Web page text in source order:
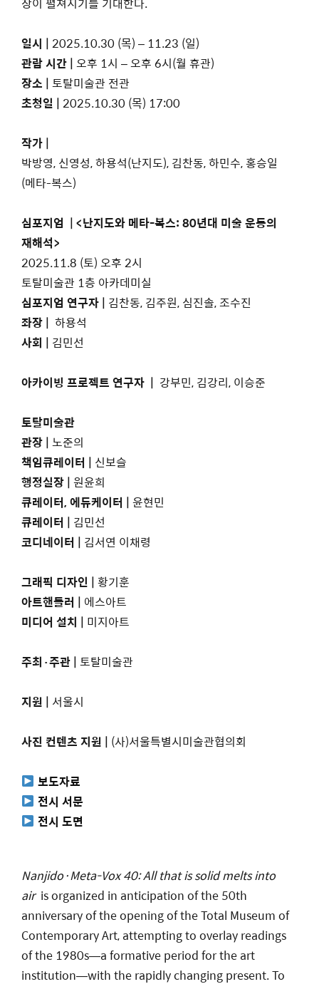
일시 |2025.10.30 (목) – 11.23 (일)
관람 시간 |오후 1시 – 오후 6시(월 휴관)
장소 | 토탈미술관 전관
초청일 | 2025.10.30 (목) 17:00
작가 |
박방영, 신영성, 하용석(난지도), 김찬동, 하민수, 홍승일
(메타-복스)
심포지엄 |<난지도와 메타-복스: 80년대 미술 운동의
재해석>
2025.11.8 (토) 오후 2시
토탈미술관 1층 아카데미실
심포지엄 연구자 | 김찬동, 김주원, 심진솔, 조수진
좌장 | 하용석
사회 | 김민선
아카이빙 프로젝트 연구자 | 강부민, 김강리, 이승준
토탈미술관
관장 | 노준의
책임큐레이터 | 신보슬
행정실장 |원윤희
큐레이터, 에듀케이터 | 윤현민
큐레이터 | 김민선
코디네이터 | 김서연 이채령
그래픽 디자인 |황기훈
아트핸들러 | 에스아트
미디어 설치 | 미지아트
주최·주관 |토탈미술관
지원 | 서울시
사진 컨텐츠 지원 | (사)서울특별시미술관협의회
보도자료
전시 서문
전시 도면
Nanjido·Meta-Vox 40: All that is solid melts into
air is organized in anticipation of the 50th
anniversary of the opening of the Total Museum of
Contemporary Art, attempting to overlay readings
of the 1980s—a formative period for the art
institution—with the rapidly changing present. To